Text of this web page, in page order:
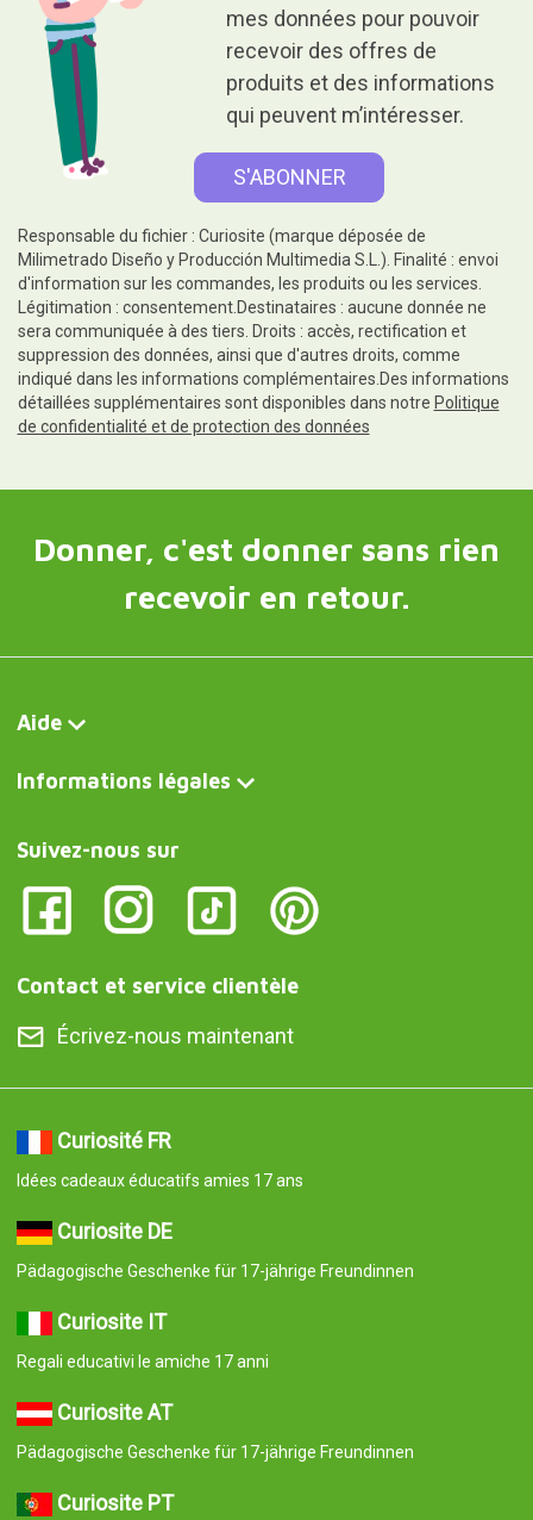
mes données pour pouvoir
recevoir des offres de
produits et des informations
qui peuvent m’intéresser.
Responsable du fichier : Curiosite (marque déposée de
Milimetrado Diseño y Producción Multimedia S.L.). Finalité : envoi
d'information sur les commandes, les produits ou les services.
Légitimation : consentement.Destinataires : aucune donnée ne
sera communiquée à des tiers. Droits : accès, rectification et
suppression des données, ainsi que d'autres droits, comme
indiqué dans les informations complémentaires.Des informations
détaillées supplémentaires sont disponibles dans notre Politique
de confidentialité et de protection des données
Donner, c'est donner sans rien
recevoir en retour.
Aide
Informations légales
Suivez-nous sur
Contact et service clientèle
Écrivez-nous maintenant
Curiosité FR
Idées cadeaux éducatifs amies 17 ans
Curiosite DE
Pädagogische Geschenke für 17-jährige Freundinnen
Curiosite IT
Regali educativi le amiche 17 anni
Curiosite AT
Pädagogische Geschenke für 17-jährige Freundinnen
Curiosite PT